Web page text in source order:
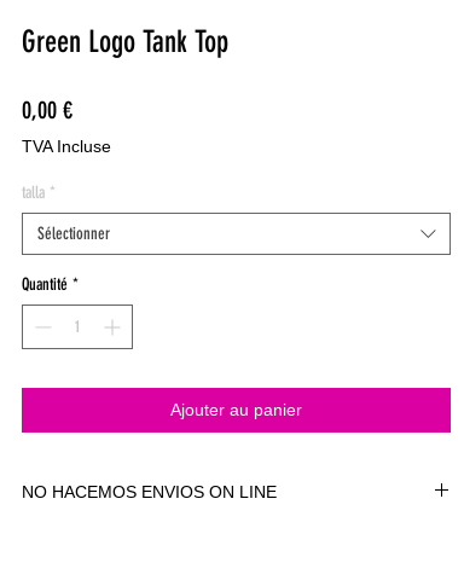
Green Logo Tank Top
0,00 €Prix
TVA Incluse
talla *
Sélectionner
Quantité *
Ajouter au panier
NO HACEMOS ENVIOS ON LINE